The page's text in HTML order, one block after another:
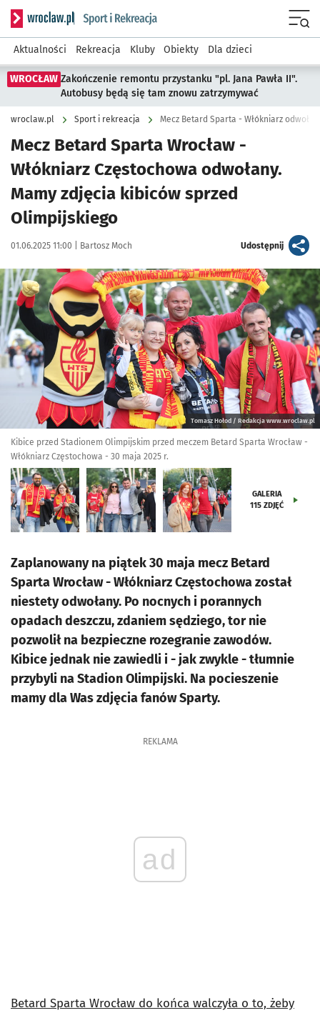
Serwis informacyjny wroclaw.pl podserwis: Sport i rekreacja
Aktualności Rekreacja Kluby Obiekty Dla dzieci
WROCŁAW Zakończenie remontu przystanku "pl. Jana Pawła II".
Autobusy będą się tam znowu zatrzymywać
wroclaw.pl Sport i rekreacja Mecz Betard Sparta - Włókniarz
Mecz Betard Sparta Wrocław -
Włókniarz Częstochowa odwołany.
Mamy zdjęcia kibiców sprzed
Olimpijskiego
Data publikacji:
01.06.2025 11:00 | Autor:
Bartosz Moch Udostępnijartykuł
Kliknij, aby zobaczyć galerię
Tomasz Hołod / Redakcja www.wroclaw.pl
Kibice przed Stadionem Olimpijskim przed meczem Betard Sparta Wrocław -
Włókniarz Częstochowa - 30 maja 2025 r.
GALERIA
115 ZDJĘĆ
Zaplanowany na piątek 30 maja mecz Betard
Sparta Wrocław - Włókniarz Częstochowa został
niestety odwołany. Po nocnych i porannych
opadach deszczu, zdaniem sędziego, tor nie
pozwolił na bezpieczne rozegranie zawodów.
Kibice jednak nie zawiedli i - jak zwykle - tłumnie
przybyli na Stadion Olimpijski. Na pocieszenie
mamy dla Was zdjęcia fanów Sparty.
REKLAMA
ad
Betard Sparta Wrocław do końca walczyła o to, żeby